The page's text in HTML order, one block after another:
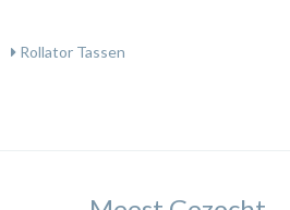
Rollator Tassen